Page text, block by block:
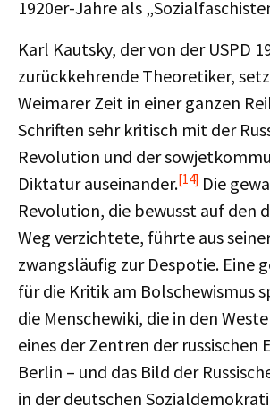
1920er-Jahre als
Karl Kautsky, der von der USPD
zurückkehrende Theoretiker,
Weimarer Zeit in einer ganzen
Schriften sehr kritisch mit der
Revolution und der
Diktatur auseinander.[14] Die
Revolution, die bewusst auf den
Weg verzichtete, führte aus
zwangsläufig zur Despotie. Eine
für die Kritik am Bolschewismus
die Menschewiki, die in den
eines der Zentren der russischen
Berlin – und das Bild der
in der deutschen